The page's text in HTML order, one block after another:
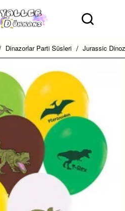
Dinazorlar Parti Süsleri Jurassic